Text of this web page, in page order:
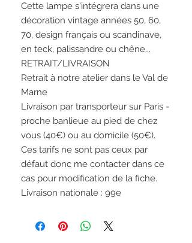
Cette lampe s'intégrera dans une
décoration vintage années 50, 60,
70, design français ou scandinave,
en teck, palissandre ou chêne...
RETRAIT/LIVRAISON
Retrait à notre atelier dans le Val de
Marne
Livraison par transporteur sur Paris -
proche banlieue au pied de chez
vous (40€) ou au domicile (50€).
Ces tarifs ne sont pas ceux par
défaut donc me contacter dans ce
cas pour modification de la fiche.
Livraison nationale : 99e